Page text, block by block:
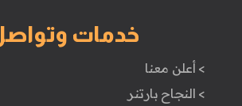
خدمات
> أعلن معنا
> النجاح بارتنر